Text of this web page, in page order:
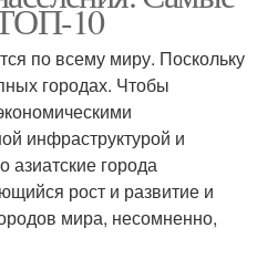
10
по всему миру. Поскольку
городах. Чтобы
инфраструктурой и
азиатские города
рост и развитие и
мира, несомненно,